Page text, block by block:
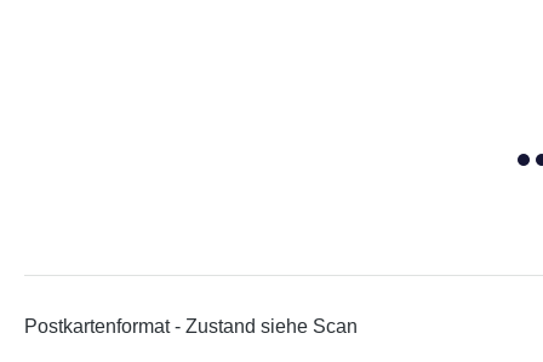
Postkartenformat - Zustand siehe Scan